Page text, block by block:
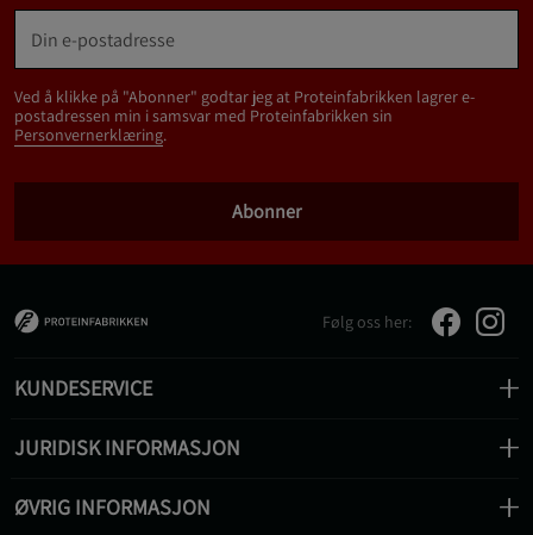
Ved å klikke på "Abonner" godtar jeg at Proteinfabrikken lagrer e-
postadressen min i samsvar med Proteinfabrikken sin
Personvernerklæring.
Abonner
Følg oss her:
KUNDESERVICE
JURIDISK INFORMASJON
ØVRIG INFORMASJON